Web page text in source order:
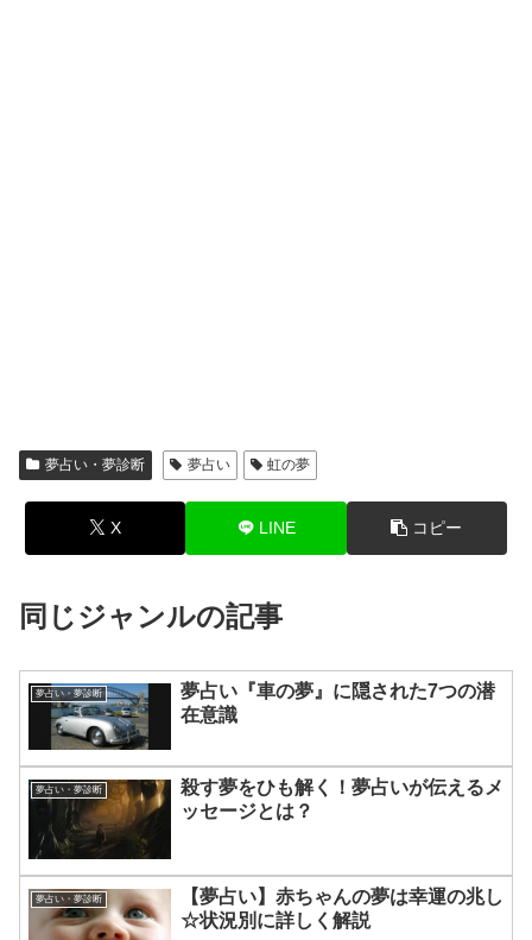
夢占い・夢診断 夢占い 虹の夢
X LINE コピー
同じジャンルの記事
夢占い・夢診断
夢占い『車の夢』に隠された7つの潜
在意識
夢占い・夢診断
殺す夢をひも解く！夢占いが伝えるメ
ッセージとは？
夢占い・夢診断
【夢占い】赤ちゃんの夢は幸運の兆し
☆状況別に詳しく解説